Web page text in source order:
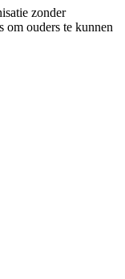
zonder
om ouders te kunnen